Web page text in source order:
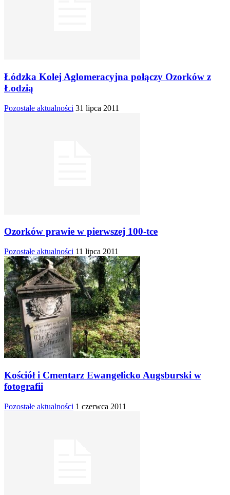
Łódzka Kolej Aglomeracyjna połączy Ozorków z
Łodzią
Pozostałe aktualności 31 lipca 2011
Ozorków prawie w pierwszej 100-tce
Pozostałe aktualności 11 lipca 2011
Kościół i Cmentarz Ewangelicko Augsburski w
fotografii
Pozostałe aktualności 1 czerwca 2011